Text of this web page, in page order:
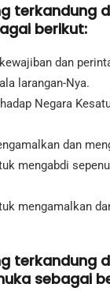
terkandung
berikut:
dan
larangan-Nya.
Negara
dan
mengabdi
mengamalkan
terkandung
sebagai